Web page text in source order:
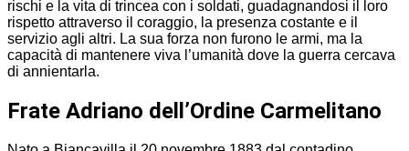
rischi e la vita di trincea con i soldati, guadagnandosi il loro
rispetto attraverso il coraggio, la presenza costante e il
servizio agli altri. La sua forza non furono le armi, ma la
capacità di mantenere viva l’umanità dove la guerra cercava
di annientarla.
Frate Adriano dell’Ordine Carmelitano